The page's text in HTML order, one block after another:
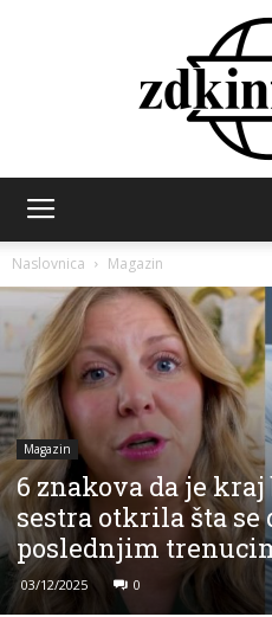
Naslovnica Magazin
Magazin
6 znakova da je
sestra otkrila šta se
poslednjim
03/12/2025 0